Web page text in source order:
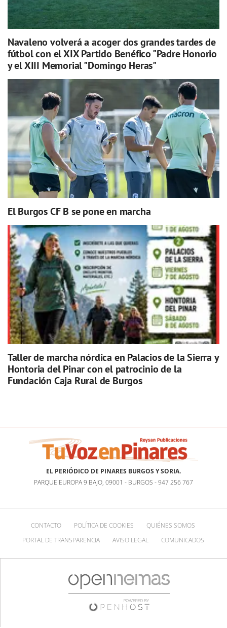
Navaleno volverá a acoger dos grandes tardes de
fútbol con el XIX Partido Benéfico "Padre Honorio
y el XIII Memorial "Domingo Heras"
El Burgos CF B se pone en marcha
Taller de marcha nórdica en Palacios de la Sierra y
Hontoria del Pinar con el patrocinio de la
Fundación Caja Rural de Burgos
EL PERIÓDICO DE PINARES BURGOS Y SORIA.
PARQUE EUROPA 9 BAJO, 09001 - BURGOS - 947 256 767
CONTACTO POLÍTICA DE COOKIES
QUIÉNES SOMOS
PORTAL DE TRANSPARENCIA
AVISO LEGAL COMUNICADOS